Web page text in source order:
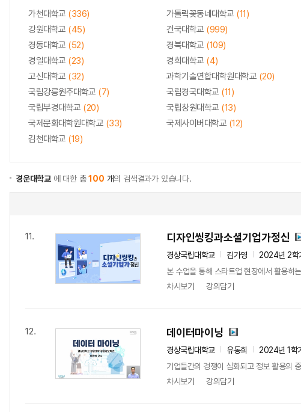
가천대학교 (336) 가톨릭꽃동네대학교 (11)
강원대학교 (45) 건국대학교 (999)
경동대학교 (52) 경북대학교 (109)
경일대학교 (23) 경희대학교 (4)
고신대학교 (32) 과학기술연합대학원대학교 (20)
국립강릉원주대학교 (7) 국립경국대학교 (11)
국립부경대학교 (20) 국립창원대학교 (13)
국제문화대학원대학교 (33) 국제사이버대학교 (12)
김천대학교 (19)
경운대학교 에 대한 총100 개의 검색결과가 있습니다.
11. 디자인씽킹과소셜기업가정신
경상국립대학교 김가영
2024년 2학
본 수업을 통해 스타트업 현장에서 활용하
차시보기
강의담기
12. 데이터마이닝
경상국립대학교 유동희
2024년 1학기
기업들간의 경쟁이 심화되고 정보 활용의
차시보기
강의담기